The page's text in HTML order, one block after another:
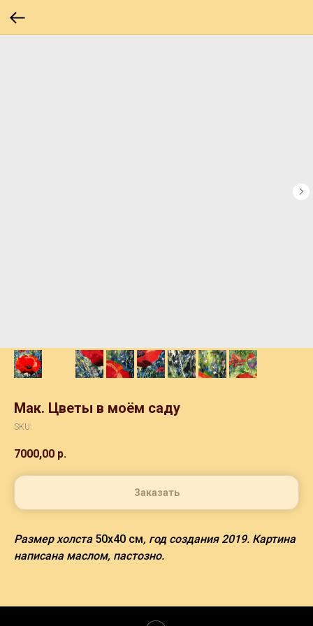
Мак. Цветы в моём саду
SKU:
7000,00 р.
Заказать
Размер холста50х40 см, год создания 2019. Картина
написана маслом, пастозно.